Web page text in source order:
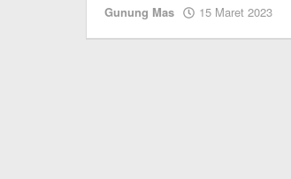
Gunung Mas
15 Maret 2023